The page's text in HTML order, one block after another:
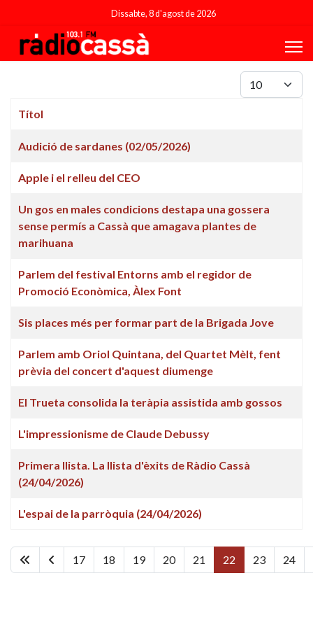
Dissabte, 8 d'agost de 2026
Mostrar #
Títol
Audició de sardanes (02/05/2026)
Apple i el relleu del CEO
Un gos en males condicions destapa una gossera
sense permís a Cassà que amagava plantes de
marihuana
Parlem del festival Entorns amb el regidor de
Promoció Econòmica, Àlex Font
Sis places més per formar part de la Brigada Jove
Parlem amb Oriol Quintana, del Quartet Mèlt, fent
prèvia del concert d'aquest diumenge
El Trueta consolida la teràpia assistida amb gossos
L'impressionisme de Claude Debussy
Primera llista. La llista d'èxits de Ràdio Cassà
(24/04/2026)
L'espai de la parròquia (24/04/2026)
Pàgina 22 de 449
17 18 19 20 21 22 23 24